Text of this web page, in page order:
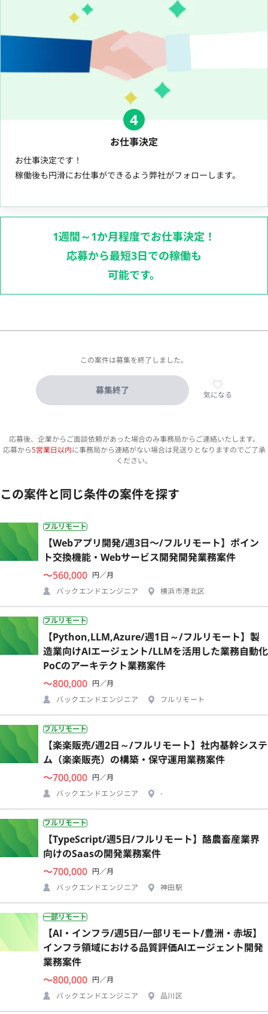
4
お仕事決定
お仕事決定です！
稼働後も円滑にお仕事ができるよう弊社がフォローします。
1週間～1か月程度でお仕事決定！
応募から最短3日での稼働も
可能です。
この案件は募集を終了しました。
募集終了 気になる
応募後、企業からご面談依頼があった場合のみ事務局からご連絡いたします。
応募から5営業日以内に事務局から連絡がない場合は見送りとなりますのでご了承
ください。
この案件と同じ条件の案件を探す
フルリモート
【Webアプリ開発/週3日〜/フルリモート】ポイン
ト交換機能・Webサービス開発開発業務案件
〜560,000 円／月
バックエンドエンジニア
横浜市港北区
フルリモート
【Python,LLM,Azure/週1日～/フルリモート】製
造業向けAIエージェント/LLMを活用した業務自動化
PoCのアーキテクト業務案件
〜800,000 円／月
バックエンドエンジニア
フルリモート
フルリモート
【楽楽販売/週2日～/フルリモート】社内基幹システ
ム（楽楽販売）の構築・保守運用業務案件
〜700,000 円／月
バックエンドエンジニア
-
フルリモート
【TypeScript/週5日/フルリモート】酪農畜産業界
向けのSaasの開発業務案件
〜700,000 円／月
バックエンドエンジニア
神田駅
一部リモート
【AI・インフラ/週5日/一部リモート/豊洲・赤坂】
インフラ領域における品質評価AIエージェント開発
業務案件
〜800,000 円／月
バックエンドエンジニア
品川区